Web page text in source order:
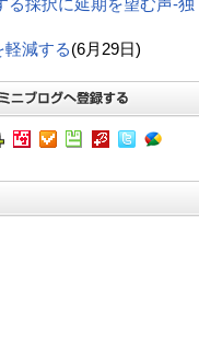
る採択に延期を望む声-独
減する(6月29日)